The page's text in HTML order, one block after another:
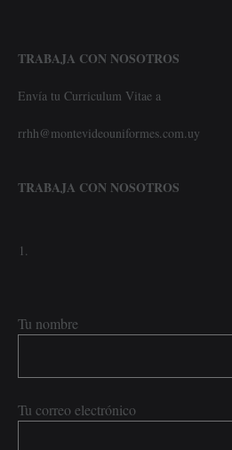
TRABAJA CON NOSOTROS
Envía tu Curriculum Vitae a
rrhh@montevideouniformes.com.uy
TRABAJA CON NOSOTROS
Tu nombre
Tu correo electrónico